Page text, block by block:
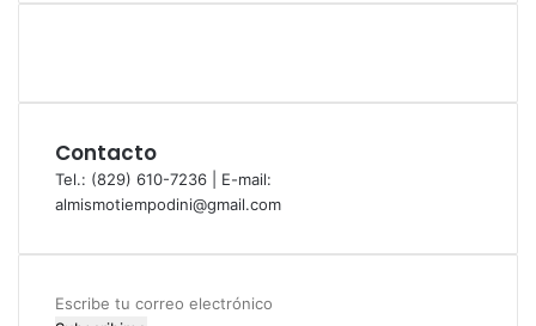
Contacto
Tel.: (829) 610-7236 | E-mail:
almismotiempodini@gmail.com
Escribe